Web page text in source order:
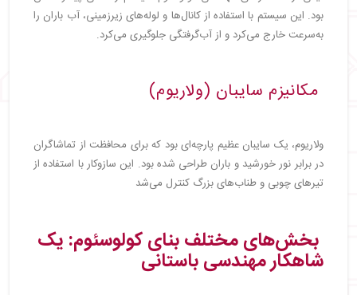
بود. این سیستم با استفاده از کانال‌ها و لوله‌های زیرزمینی، آب باران را
به‌سرعت خارج می‌کرد و از آب‌گرفتگی جلوگیری می‌کرد.
مکانیزم سایبان (ولاریوم)
ولاریوم، یک سایبان عظیم پارچه‌ای بود که برای محافظت از تماشاگران
در برابر نور خورشید و باران طراحی شده بود. این سازوکار با استفاده از
تیرهای چوبی و طناب‌های بزرگ کنترل می‌شد
بخش‌های مختلف بنای کولوسئوم: یک
شاهکار مهندسی باستانی